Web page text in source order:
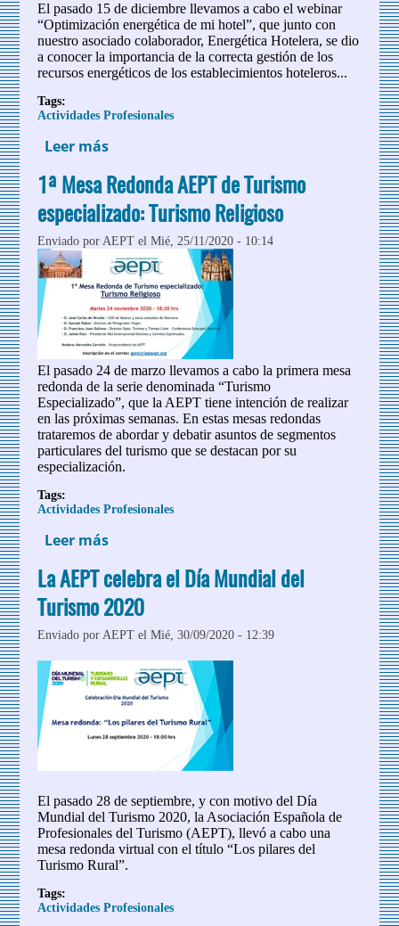
El pasado 15 de diciembre llevamos a cabo el webinar
“Optimización energética de mi hotel”, que junto con
nuestro asociado colaborador, Energética Hotelera, se dio
a conocer la importancia de la correcta gestión de los
recursos energéticos de los establecimientos hoteleros...
Tags:
Actividades Profesionales
Leer más
1ª Mesa Redonda AEPT de Turismo
especializado: Turismo Religioso
Enviado porAEPT el Mié, 25/11/2020 - 10:14
El pasado 24 de marzo llevamos a cabo la primera mesa
redonda de la serie denominada “Turismo
Especializado”, que la AEPT tiene intención de realizar
en las próximas semanas. En estas mesas redondas
trataremos de abordar y debatir asuntos de segmentos
particulares del turismo que se destacan por su
especialización.
Tags:
Actividades Profesionales
Leer más sobre 1ª Mesa Redonda AEPT de Turismo
La AEPT celebra el Día Mundial del
Turismo 2020
Enviado porAEPT el Mié, 30/09/2020 - 12:39
El pasado 28 de septiembre, y con motivo del Día
Mundial del Turismo 2020, la Asociación Española de
Profesionales del Turismo (AEPT), llevó a cabo una
mesa redonda virtual con el título “Los pilares del
Turismo Rural”.
Tags:
Actividades Profesionales